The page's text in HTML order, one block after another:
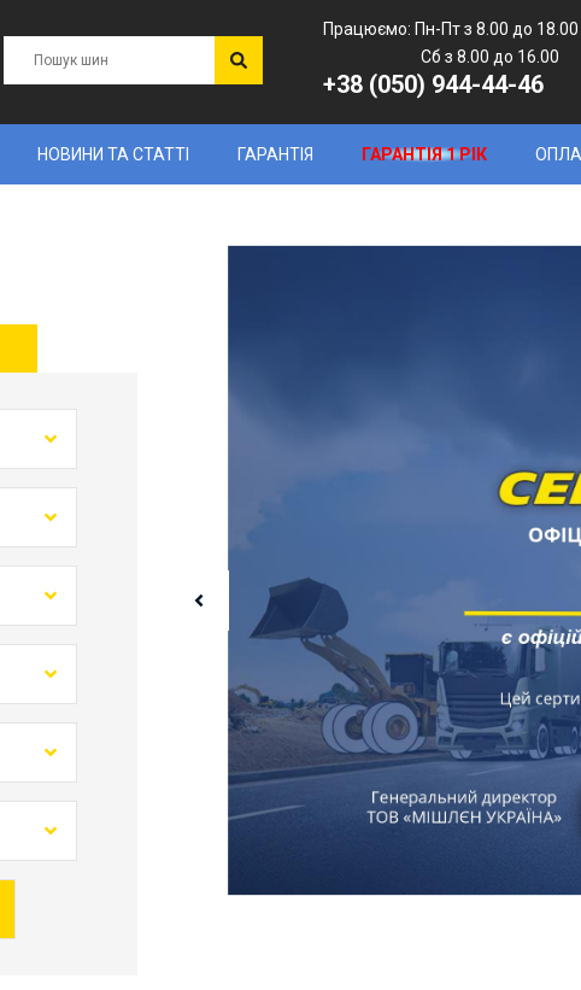
Працюємо: Пн-Пт з 8.00 до 18.00
Сб з 8.00 до 16.00
+38 (050) 944-44-46
НОВИНИ ТА СТАТТІ ГАРАНТІЯ ГАРАНТІЯ 1 РІК